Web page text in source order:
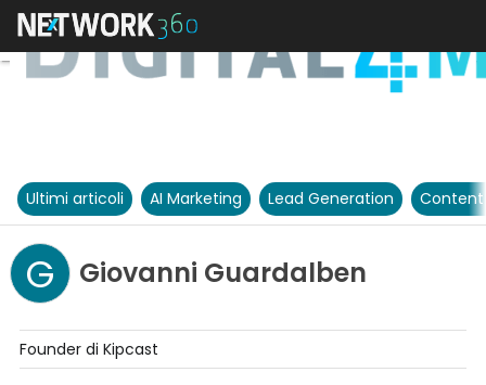
Ultimi articoli AI Marketing Lead Generation
G Giovanni Guardalben
Founder di Kipcast